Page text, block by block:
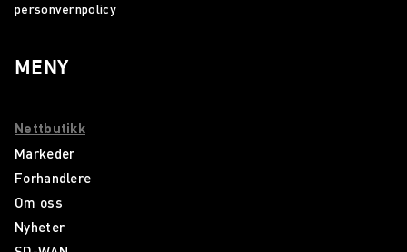
personvernpolicy
MENY
Nettbutikk
Markeder
Forhandlere
Om oss
Nyheter